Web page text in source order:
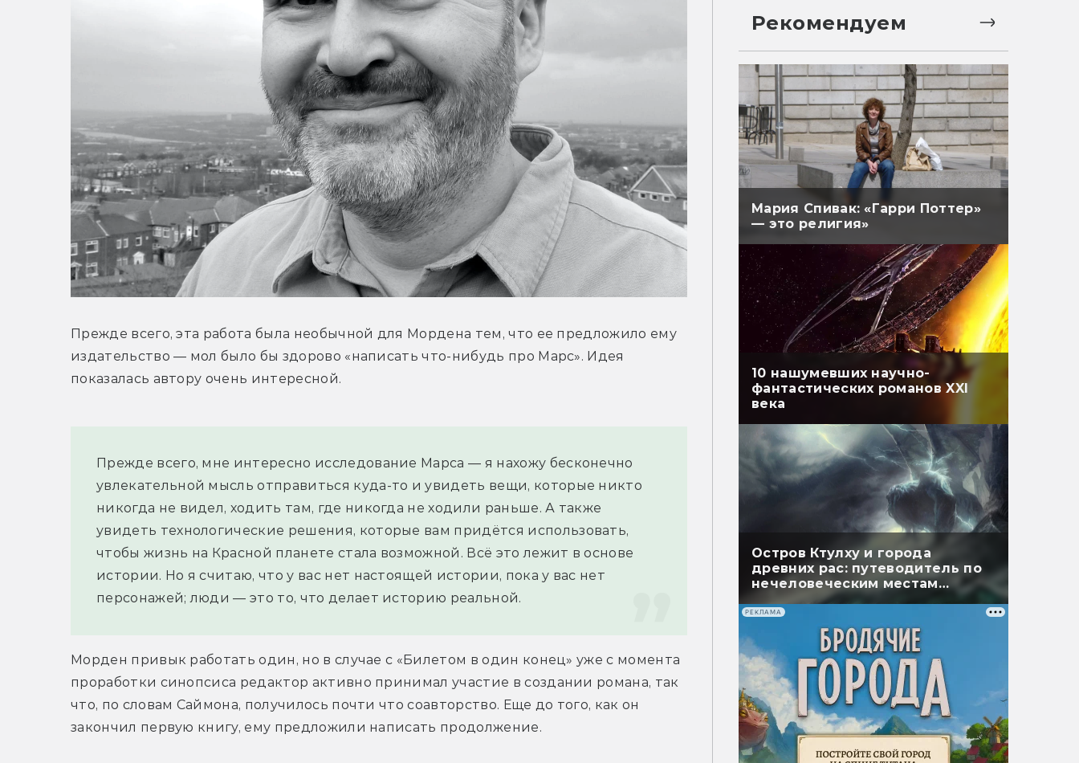
Прежде всего, эта работа была необычной для Мордена тем, что ее предложило ему
издательство — мол было бы здорово «написать что-нибудь про Марс». Идея
показалась автору очень интересной.
Прежде всего, мне интересно исследование Марса — я нахожу бесконечно
увлекательной мысль отправиться куда-то и увидеть вещи, которые никто
никогда не видел, ходить там, где никогда не ходили раньше. А также
увидеть технологические решения, которые вам придётся использовать,
чтобы жизнь на Красной планете стала возможной. Всё это лежит в основе
истории. Но я считаю, что у вас нет настоящей истории, пока у вас нет
персонажей; люди — это то, что делает историю реальной.
Морден привык работать один, но в случае с «Билетом в один конец» уже с момента
проработки синопсиса редактор активно принимал участие в создании романа, так
что, по словам Саймона, получилось почти что соавторство. Еще до того, как он
закончил первую книгу, ему предложили написать продолжение.
Рекомендуем
Мария Спивак: «Гарри Поттер»
— это религия»
10 нашумевших научно-
фантастических романов XXI
века
Остров Ктулху и города
древних рас: путеводитель по
нечеловеческим местам
Лавкрафта
РЕКЛАМА